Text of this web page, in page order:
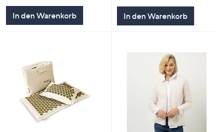
In den Warenkorb In den Warenkorb